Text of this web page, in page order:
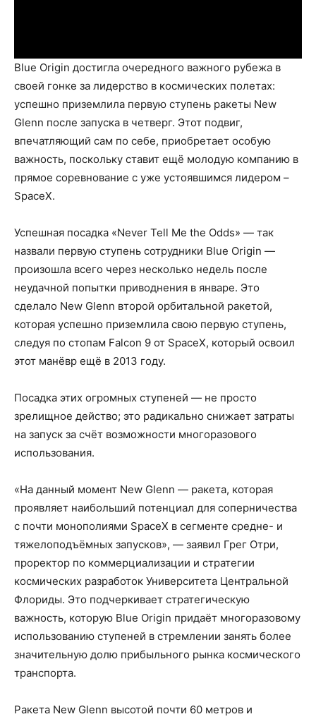
Blue Origin достигла очередного важного рубежа в
своей гонке за лидерство в космических полетах:
успешно приземлила первую ступень ракеты New
Glenn после запуска в четверг. Этот подвиг,
впечатляющий сам по себе, приобретает особую
важность, поскольку ставит ещё молодую компанию в
прямое соревнование с уже устоявшимся лидером –
SpaceX.
Успешная посадка «Never Tell Me the Odds» — так
назвали первую ступень сотрудники Blue Origin —
произошла всего через несколько недель после
неудачной попытки приводнения в январе. Это
сделало New Glenn второй орбитальной ракетой,
которая успешно приземлила свою первую ступень,
следуя по стопам Falcon 9 от SpaceX, который освоил
этот манёвр ещё в 2013 году.
Посадка этих огромных ступеней — не просто
зрелищное действо; это радикально снижает затраты
на запуск за счёт возможности многоразового
использования.
«На данный момент New Glenn — ракета, которая
проявляет наибольший потенциал для соперничества
с почти монополиями SpaceX в сегменте средне- и
тяжелоподъёмных запусков», — заявил Грег Отри,
проректор по коммерциализации и стратегии
космических разработок Университета Центральной
Флориды. Это подчеркивает стратегическую
важность, которую Blue Origin придаёт многоразовому
использованию ступеней в стремлении занять более
значительную долю прибыльного рынка космического
транспорта.
Ракета New Glenn высотой почти 60 метров и